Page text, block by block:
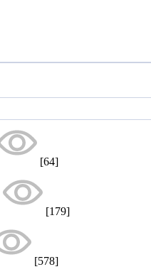
[64]
[179]
[578]